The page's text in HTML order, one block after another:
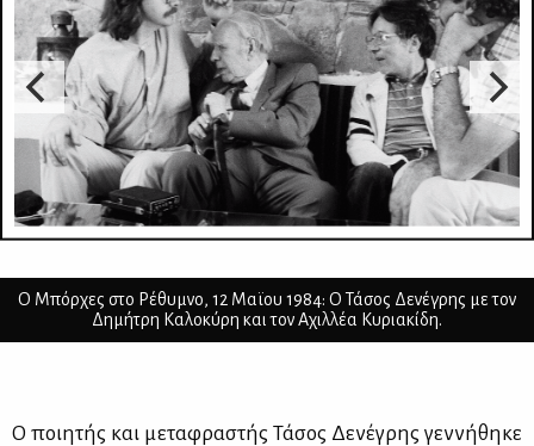
Ο Μπόρχες στο Ρέθυμνο, 12 Μαϊου 1984: Ο Τάσος Δενέγρης με τον
Δημήτρη Καλοκύρη και τον Αχιλλέα Κυριακίδη.
Ο ποι­η­τής και με­τα­φρα­στής Τά­σος Δε­νέ­γρης γεν­νή­θη­κε